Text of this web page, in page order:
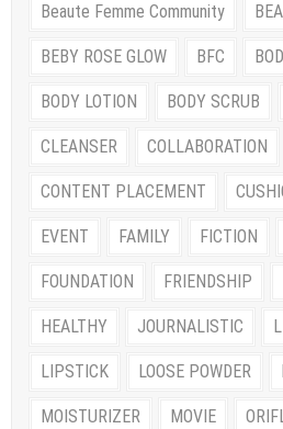
Beaute Femme Community
BEBY ROSE GLOW BFC
BODY LOTION BODY SCRUB
CLEANSER COLLABORATION
CONTENT PLACEMENT
EVENT FAMILY FICTION
FOUNDATION FRIENDSHIP
HEALTHY JOURNALISTIC
LIPSTICK LOOSE POWDER
MOISTURIZER MOVIE